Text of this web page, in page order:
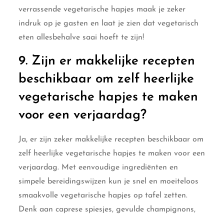
verrassende vegetarische hapjes maak je zeker
indruk op je gasten en laat je zien dat vegetarisch
eten allesbehalve saai hoeft te zijn!
9. Zijn er makkelijke recepten
beschikbaar om zelf heerlijke
vegetarische hapjes te maken
voor een verjaardag?
Ja, er zijn zeker makkelijke recepten beschikbaar om
zelf heerlijke vegetarische hapjes te maken voor een
verjaardag. Met eenvoudige ingrediënten en
simpele bereidingswijzen kun je snel en moeiteloos
smaakvolle vegetarische hapjes op tafel zetten.
Denk aan caprese spiesjes, gevulde champignons,